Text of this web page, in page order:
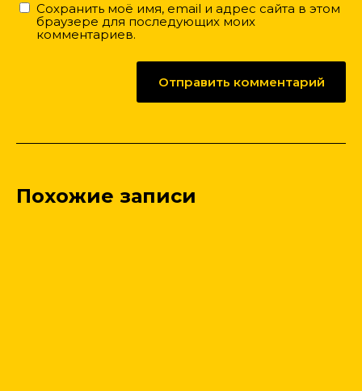
Сохранить моё имя, email и адрес сайта в этом
браузере для последующих моих
комментариев.
Похожие записи